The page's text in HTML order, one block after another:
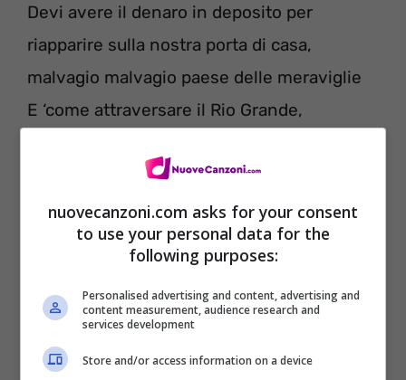
Devi avere il denaro in deposito per
riapparire sulla nostra porta di casa,
malvagio malvagio paese delle meraviglie
E ‘come attraversare il Rio Grande,
riapparire sulla nostra porta di casa.
nuovecanzoni.com asks for your consent
to use your personal data for the
following purposes:
Personalised advertising and content, advertising and
content measurement, audience research and
services development
Store and/or access information on a device